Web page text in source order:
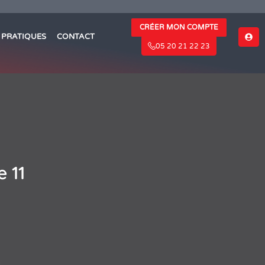
CONTACT
CRÉER MON COMPTE
05 20 21 22 23